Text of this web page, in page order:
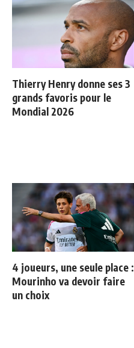
Thierry Henry donne ses 3
grands favoris pour le
Mondial 2026
4 joueurs, une seule place :
Mourinho va devoir faire
un choix